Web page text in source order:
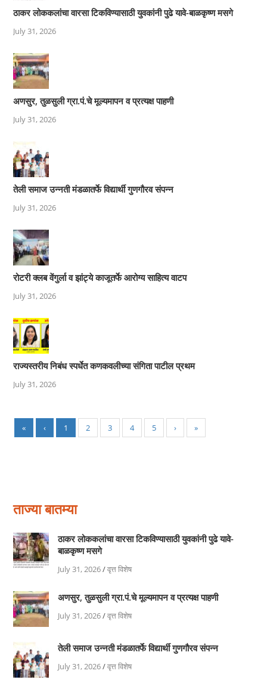
ठाकर लोककलांचा वारसा टिकविण्यासाठी युवकांनी पुढे यावे-बाळकृष्ण मसगे
July 31, 2026
अणसुर, तुळसुली ग्रा.पं.चे मूल्यमापन व प्रत्यक्ष पाहणी
July 31, 2026
तेली समाज उन्नती मंडळातर्फे विद्यार्थी गुणगौरव संपन्न
July 31, 2026
रोटरी क्लब वेंगुर्ला व झांट्ये काजूतर्फे आरोग्य साहित्य वाटप
July 31, 2026
राज्यस्तरीय निबंध स्पर्धेत कणकवलीच्या संगिता पाटील प्रथम
July 31, 2026
« ‹ 1 2 3 4 5 › »
ताज्या बातम्या
ठाकर लोककलांचा वारसा टिकविण्यासाठी युवकांनी पुढे यावे-
बाळकृष्ण मसगे
July 31, 2026/वृत्त विशेष
अणसुर, तुळसुली ग्रा.पं.चे मूल्यमापन व प्रत्यक्ष पाहणी
July 31, 2026/वृत्त विशेष
तेली समाज उन्नती मंडळातर्फे विद्यार्थी गुणगौरव संपन्न
July 31, 2026/वृत्त विशेष